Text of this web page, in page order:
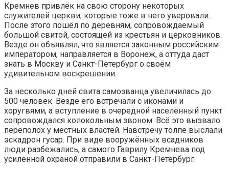
Кремнев привлёк на свою сторону некоторых
служителей церкви, которые тоже в него уверовали.
После этого пошёл по деревням, сопровождаемый
большой свитой, состоящей из крестьян и церковников.
Везде он объявлял, что является законным российским
императором, направляется в Воронеж, а оттуда даст
знать в Москву и Санкт-Петербург о своём
удивительном воскрешении.
За несколько дней свита самозванца увеличилась до
500 человек. Везде его встречали с иконами и
хоругвями, а вступление в очередной населённый пункт
сопровождался колокольным звоном. Всё это вызвало
переполох у местных властей. Навстречу толпе выслали
эскадрон гусар. При виде вооружённых всадников
люди разбежались, а самого Гаврилу Кремнева под
усиленной охраной отправили в Санкт-Петербург.